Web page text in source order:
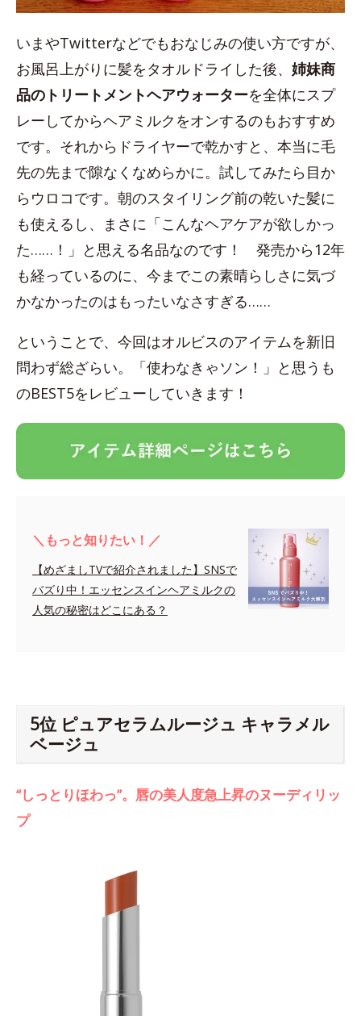
いまやTwitterなどでもおなじみの使い方ですが、
お風呂上がりに髪をタオルドライした後、 姉妹商
品のトリートメントヘアウォーターを全体にスプ
レーしてからヘアミルクをオンするのもおすすめ
です。それからドライヤーで乾かすと、本当に毛
先の先まで隙なくなめらかに。試してみたら目か
らウロコです。朝のスタイリング前の乾いた髪に
も使えるし、まさに「こんなヘアケアが欲しかっ
た……！」と思える名品なのです！ 発売から12年
も経っているのに、今までこの素晴らしさに気づ
かなかったのはもったいなさすぎる……
ということで、今回はオルビスのアイテムを新旧
問わず総ざらい。「使わなきゃソン！」と思うも
のBEST5をレビューしていきます！
＼もっと知りたい！／
【めざましTVで紹介されました】SNSで
バズり中！エッセンスインヘアミルクの
人気の秘密はどこにある？
5位 ピュアセラムルージュ キャラメル
ベージュ
“しっとりほわっ”。唇の美人度急上昇のヌーディリッ
プ